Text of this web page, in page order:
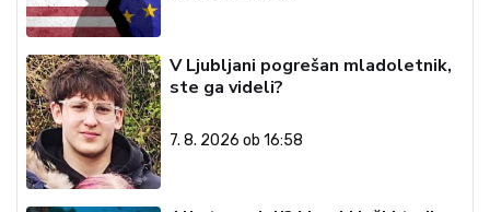
V Ljubljani pogrešan mladoletnik,
ste ga videli?
7. 8. 2026 ob 16:58